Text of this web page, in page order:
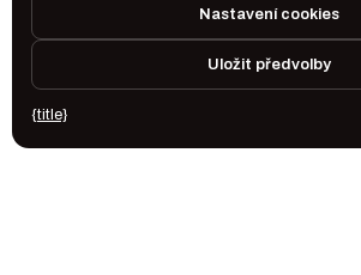
Nastavení cookies
Uložit předvolby
{title}